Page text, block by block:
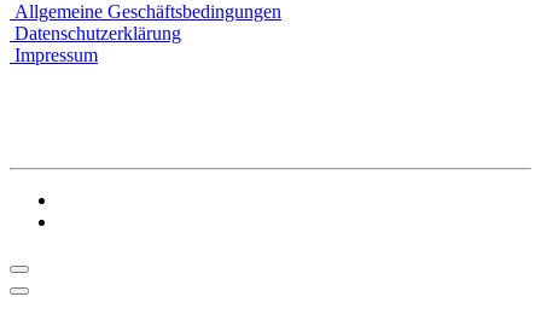
Allgemeine Geschäftsbedingungen
Datenschutzerklärung
Impressum